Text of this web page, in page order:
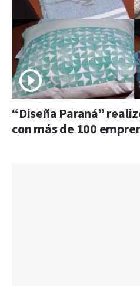
“Diseña Paraná”
con más de 100